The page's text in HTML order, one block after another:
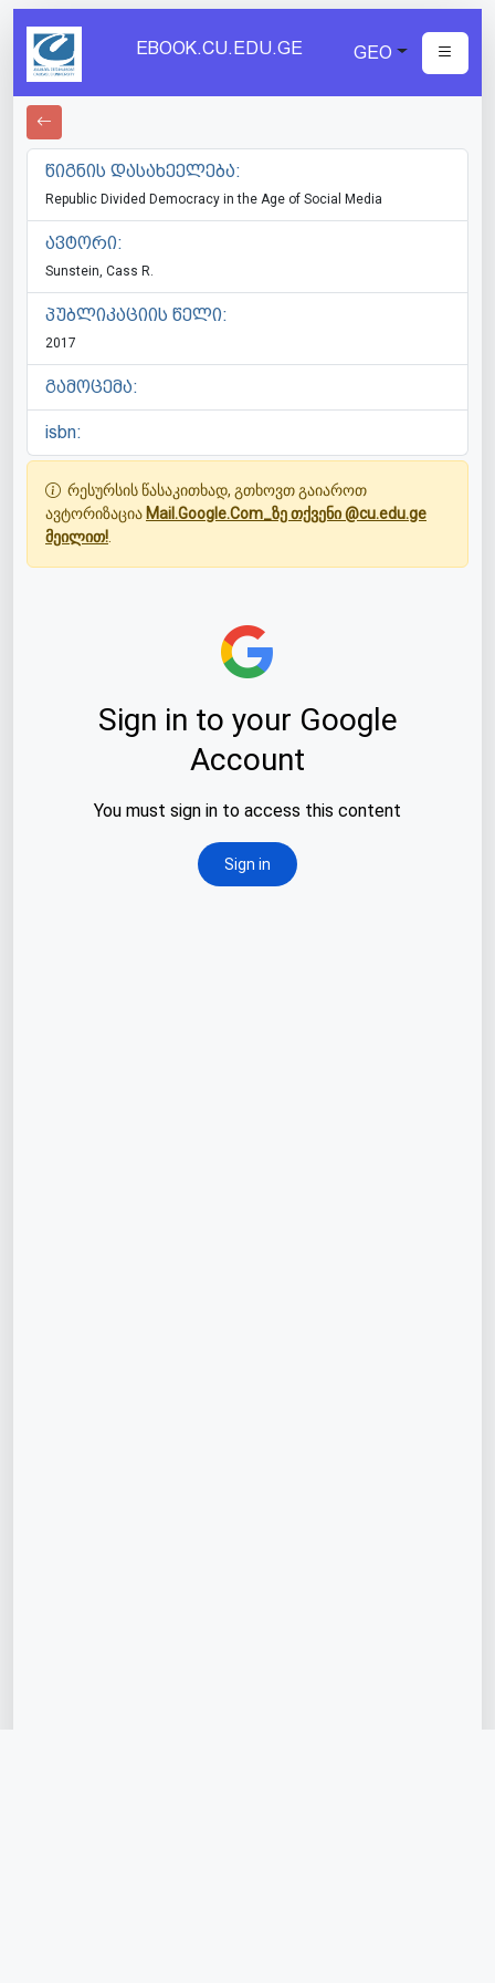
EBOOK.CU.EDU.GE GEO
წიგნის დასახეელება:
Republic Divided Democracy in the Age of Social Media
ავტორი:
Sunstein, Cass R.
პუბლიკაციის წელი:
2017
გამოცემა:
isbn:
რესურსის წასაკითხად, გთხოვთ გაიაროთ
ავტორიზაცია Mail.Google.Com_ზე თქვენი @cu.edu.ge
მეილით!